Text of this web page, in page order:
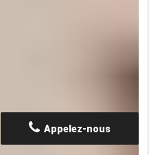
Appelez-nous